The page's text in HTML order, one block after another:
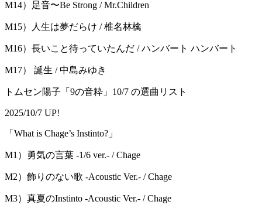
M14）⾜⾳〜Be Strong / Mr.Children
M15）⼈⽣は夢だらけ / 椎名林檎
M16）⻑いこと待っていたんだ / ハンバート ハンバート
M17） 誕⽣ / 中島みゆき
トムセン陽子「9の音粋」10/7 の選曲リスト
2025/10/7 UP!
「What is Chage’s Instinto?」
M1）勇気の言葉 -1/6 ver.- / Chage
M2）飾りのない歌 -Acoustic Ver.- / Chage
M3）真夏のInstinto -Acoustic Ver.- / Chage